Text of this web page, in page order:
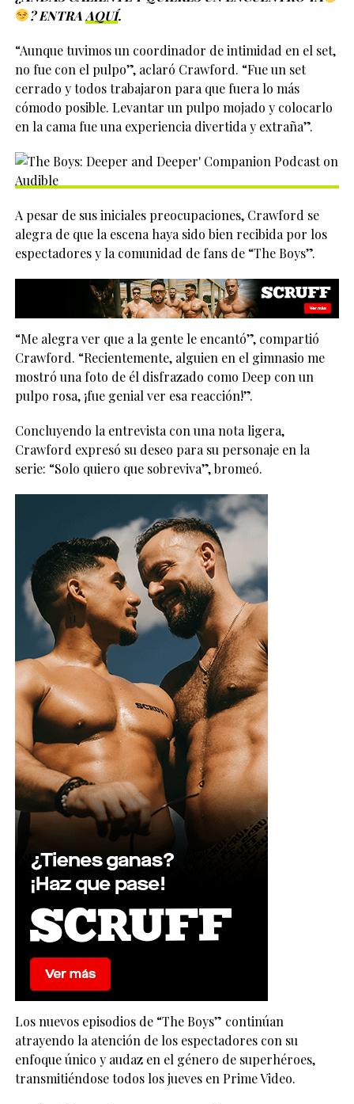
? ENTRA AQUÍ.
“Aunque tuvimos un coordinador de intimidad en el set,
no fue con el pulpo”, aclaró Crawford. “Fue un set
cerrado y todos trabajaron para que fuera lo más
cómodo posible. Levantar un pulpo mojado y colocarlo
en la cama fue una experiencia divertida y extraña”.
A pesar de sus iniciales preocupaciones, Crawford se
alegra de que la escena haya sido bien recibida por los
espectadores y la comunidad de fans de “The Boys”.
“Me alegra ver que a la gente le encantó”, compartió
Crawford. “Recientemente, alguien en el gimnasio me
mostró una foto de él disfrazado como Deep con un
pulpo rosa, ¡fue genial ver esa reacción!”.
Concluyendo la entrevista con una nota ligera,
Crawford expresó su deseo para su personaje en la
serie: “Solo quiero que sobreviva”, bromeó.
Los nuevos episodios de “The Boys” continúan
atrayendo la atención de los espectadores con su
enfoque único y audaz en el género de superhéroes,
transmitiéndose todos los jueves en Prime Video.